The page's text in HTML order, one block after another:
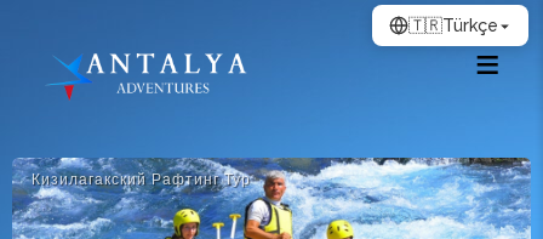
Кизилагакский Рафтинг Тур
🇹🇷Türkçe